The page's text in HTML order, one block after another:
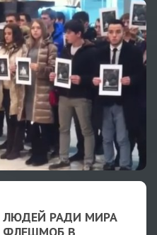
ЛЮДЕЙ РАДИ МИРА